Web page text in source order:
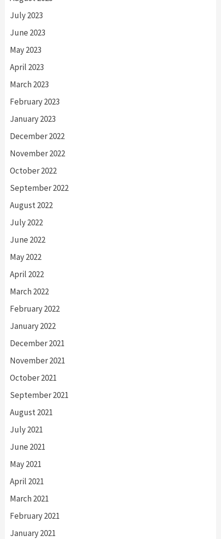
July 2023
June 2023
May 2023
April 2023
March 2023
February 2023
January 2023
December 2022
November 2022
October 2022
September 2022
August 2022
July 2022
June 2022
May 2022
April 2022
March 2022
February 2022
January 2022
December 2021
November 2021
October 2021
September 2021
August 2021
July 2021
June 2021
May 2021
April 2021
March 2021
February 2021
January 2021